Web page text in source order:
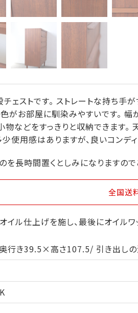
ェストです。 ストレートな持ち手
色がお部屋に馴染みやすいです。
物などをすっきりと収納できます
使用感はありますが、良いコンディ
を長時間置くとしみになりますので
全国送
ル仕上げを施し、最後にオイルワ
行き39.5×高さ107.5/ 引き出しの